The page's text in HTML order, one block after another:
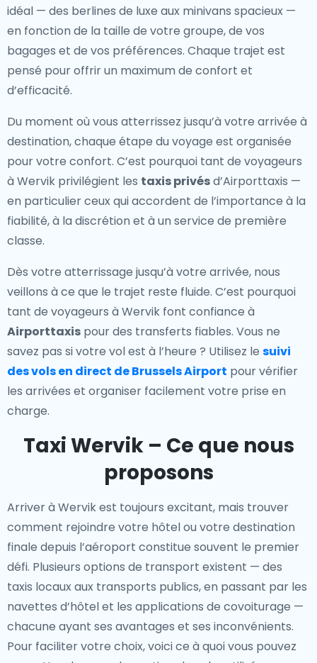
idéal — des berlines de luxe aux minivans spacieux —
en fonction de la taille de votre groupe, de vos
bagages et de vos préférences. Chaque trajet est
pensé pour offrir un maximum de confort et
d’efficacité.
Du moment où vous atterrissez jusqu’à votre arrivée à
destination, chaque étape du voyage est organisée
pour votre confort. C’est pourquoi tant de voyageurs
à Wervik privilégient les taxis privésd’Airporttaxis —
en particulier ceux qui accordent de l’importance à la
fiabilité, à la discrétion et à un service de première
classe.
Dès votre atterrissage jusqu’à votre arrivée, nous
veillons à ce que le trajet reste fluide. C’est pourquoi
tant de voyageurs à Wervik font confiance à
Airporttaxis pour des transferts fiables. Vous ne
savez pas si votre vol est à l’heure ? Utilisez le suivi
des vols en direct de Brussels Airport pour vérifier
les arrivées et organiser facilement votre prise en
charge.
Taxi Wervik – Ce que nous
proposons
Arriver à Wervik est toujours excitant, mais trouver
comment rejoindre votre hôtel ou votre destination
finale depuis l’aéroport constitue souvent le premier
défi. Plusieurs options de transport existent — des
taxis locaux aux transports publics, en passant par les
navettes d’hôtel et les applications de covoiturage —
chacune ayant ses avantages et ses inconvénients.
Pour faciliter votre choix, voici ce à quoi vous pouvez